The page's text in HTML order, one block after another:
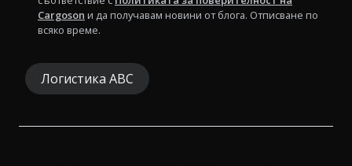
Cargoson и да получавам новини от блога. Отписване по
всяко време.
Логистика ABC